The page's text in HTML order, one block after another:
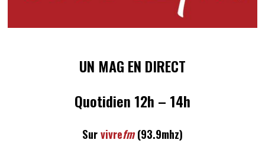
UN MAG EN DIRECT
Quotidien 12h – 14h
Survivrefm(93.9mhz)